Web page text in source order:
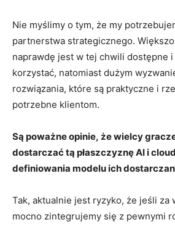
Nie myślimy o tym, że my
partnerstwa strategicznego.
naprawdę jest w tej chwili dostępne i
korzystać, natomiast dużym
rozwiązania, które są praktyczne i
potrzebne klientom.
Są poważne opinie, że wielcy
dostarczać tą płaszczyznę AI i
definiowania modelu ich
Tak, aktualnie jest ryzyko, że jeśli za
mocno zintegrujemy się z pewnymi